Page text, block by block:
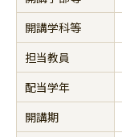
開講学科等
担当教員
配当学年
開講期